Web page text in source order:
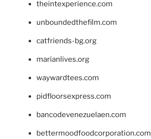
theintexperience.com
unboundedthefilm.com
catfriends-bg.org
marianlives.org
waywardtees.com
pidfloorsexpress.com
bancodevenezuelaen.com
bettermoodfoodcorporation.com